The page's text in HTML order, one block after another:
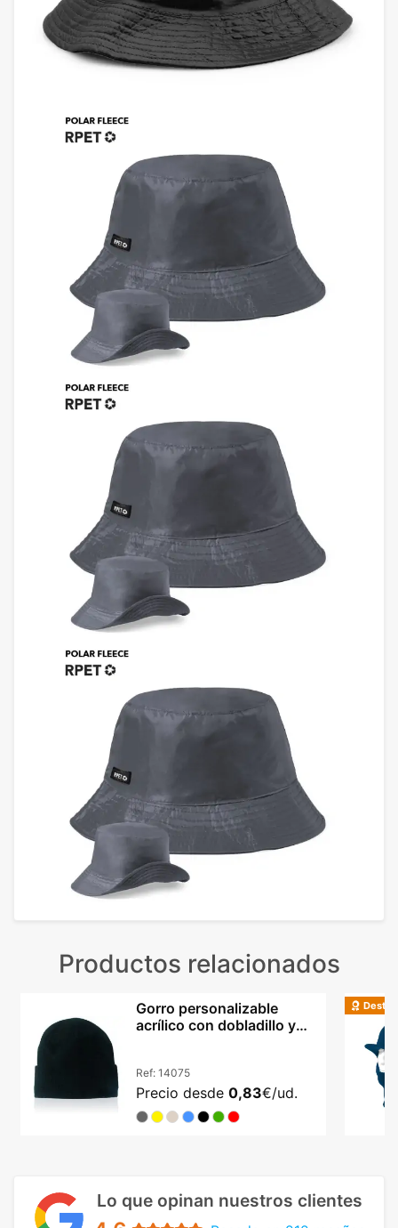
Productos relacionados
Gorro personalizable
acrílico con dobladillo y
Ref: 14075
Precio desde 0,83€/ud.
Lo que opinan nuestros clientes